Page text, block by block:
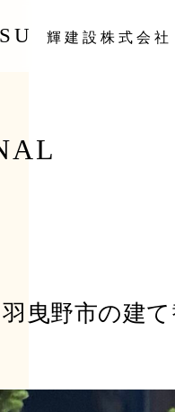
輝建設株式会社
羽曳野市の建